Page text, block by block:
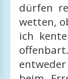
dürfen
wetten,
ich